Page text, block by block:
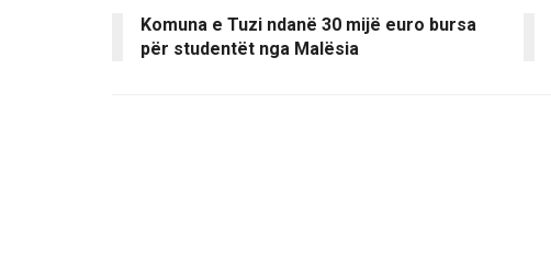
Komuna e Tuzi ndanë 30 mijë euro bursa
për studentët nga Malësia